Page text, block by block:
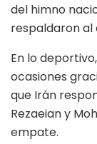
del himno
respaldaron al
En lo
ocasiones
que Irán
Rezaeian y
empate.